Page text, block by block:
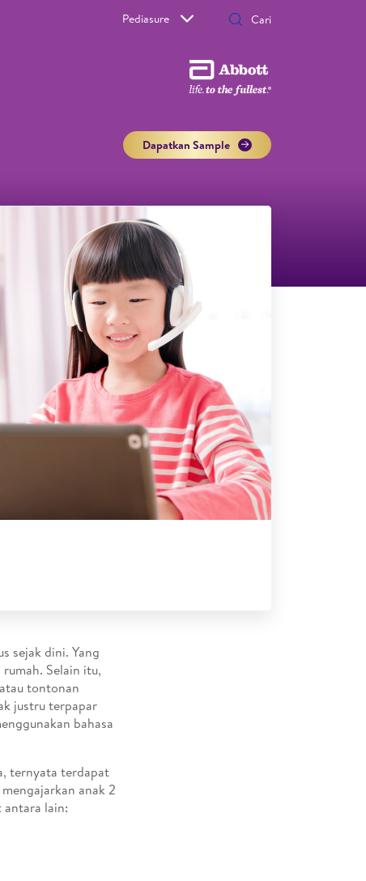
Pediasure
Dapatkan Sample
sejak dini. Yang
Selain itu,
tontonan
justru terpapar
bahasa
ternyata terdapat
anak 2
antara lain: